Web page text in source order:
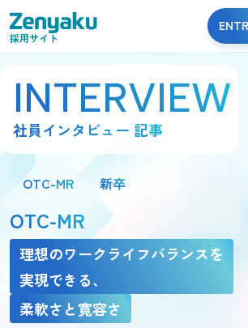
採用サイト
INTERVIEW
社員インタビュー 記事
OTC-MR 新卒
OTC-MR
理想のワークライフバランスを
実現できる、
柔軟さと寛容さ